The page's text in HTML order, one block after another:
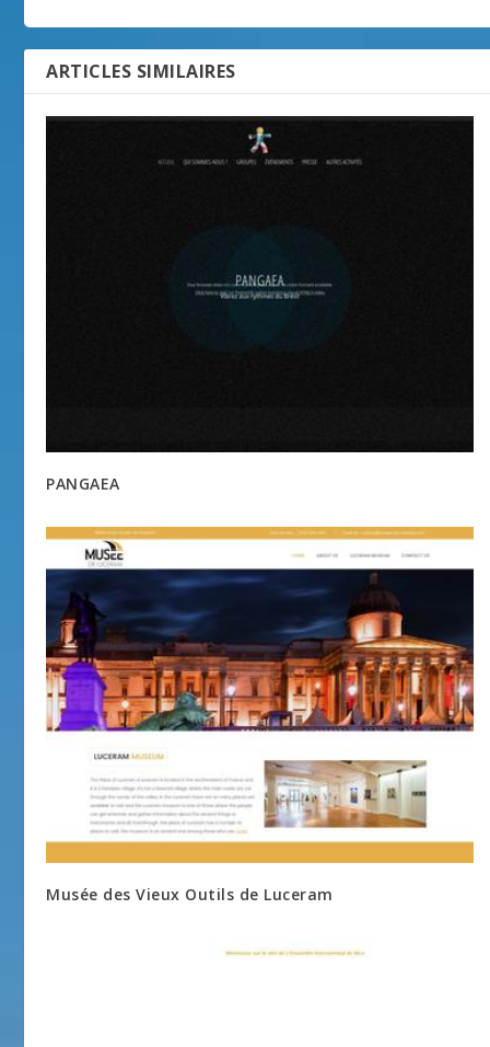
ARTICLES SIMILAIRES
PANGAEA
Musée des Vieux Outils de Luceram